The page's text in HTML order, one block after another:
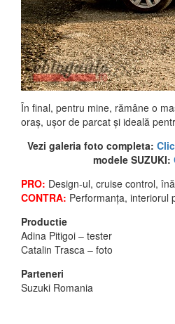
În final, pentru mine, rămâne o
oraș, ușor de parcat și ideală
Vezi galeria foto completa:
modele SUZUKI:
PRO: Design-ul, cruise control,
CONTRA: Performanța, interiorul
Productie
Adina Pitigoi – tester
Catalin Trasca – foto
Parteneri
Suzuki Romania